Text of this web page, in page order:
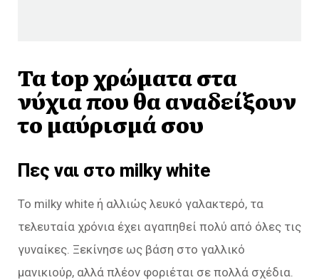
Τα top χρώματα στα
νύχια που θα αναδείξουν
το μαύρισμά σου
Πες ναι στο milky white
Το milky white ή αλλιώς λευκό γαλακτερό, τα
τελευταία χρόνια έχει αγαπηθεί πολύ από όλες τις
γυναίκες. Ξεκίνησε ως βάση στο γαλλικό
μανικιούρ, αλλά πλέον φοριέται σε πολλά σχέδια.